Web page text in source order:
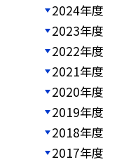
2024年度
2023年度
2022年度
2021年度
2020年度
2019年度
2018年度
2017年度